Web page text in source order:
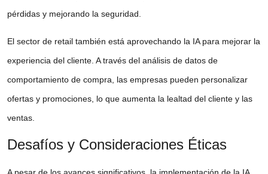
pérdidas y mejorando la seguridad.
El sector de retail también está aprovechando la IA para mejorar la
experiencia del cliente. A través del análisis de datos de
comportamiento de compra, las empresas pueden personalizar
ofertas y promociones, lo que aumenta la lealtad del cliente y las
ventas.
Desafíos y Consideraciones Éticas
A pesar de los avances significativos, la implementación de la IA